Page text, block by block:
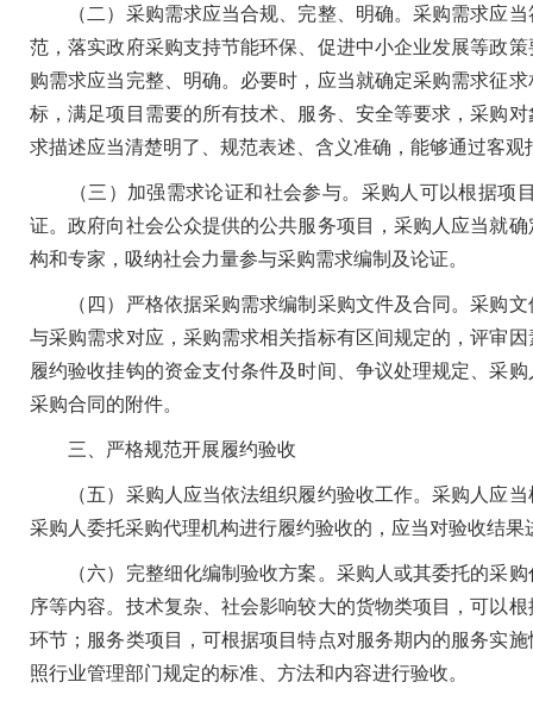
（二）采购需求应当合规、完整、明确。采购需求应当
范，落实政府采购支持节能环保、促进中小企业发展等政
购需求应当完整、明确。必要时，应当就确定采购需求征
标，满足项目需要的所有技术、服务、安全等要求，采购
求描述应当清楚明了、规范表述、含义准确，能够通过客观
（三）加强需求论证和社会参与。采购人可以根据项
证。政府向社会公众提供的公共服务项目，采购人应当就
构和专家，吸纳社会力量参与采购需求编制及论证。
（四）严格依据采购需求编制采购文件及合同。采购文
与采购需求对应，采购需求相关指标有区间规定的，评审
履约验收挂钩的资金支付条件及时间、争议处理规定、采
采购合同的附件。
三、严格规范开展履约验收
（五）采购人应当依法组织履约验收工作。采购人应当
采购人委托采购代理机构进行履约验收的，应当对验收结果
（六）完整细化编制验收方案。采购人或其委托的采购
序等内容。技术复杂、社会影响较大的货物类项目，可以
环节；服务类项目，可根据项目特点对服务期内的服务实
照行业管理部门规定的标准、方法和内容进行验收。